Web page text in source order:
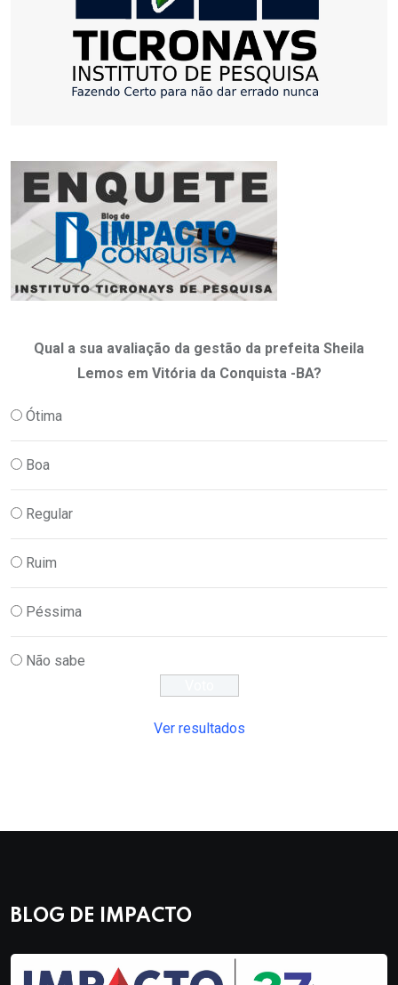
Qual a sua avaliação da gestão da prefeita Sheila
Lemos em Vitória da Conquista -BA?
Ótima
Boa
Regular
Ruim
Péssima
Não sabe
Ver resultados
BLOG DE IMPACTO